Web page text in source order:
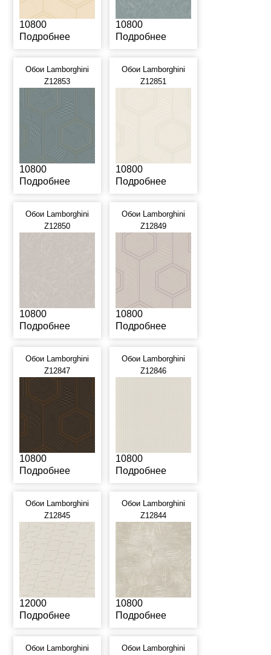
10800
Подробнее
10800
Подробнее
Обои Lamborghini
Z12853
10800
Подробнее
Обои Lamborghini
Z12851
10800
Подробнее
Обои Lamborghini
Z12850
10800
Подробнее
Обои Lamborghini
Z12849
10800
Подробнее
Обои Lamborghini
Z12847
10800
Подробнее
Обои Lamborghini
Z12846
10800
Подробнее
Обои Lamborghini
Z12845
12000
Подробнее
Обои Lamborghini
Z12844
10800
Подробнее
Обои Lamborghini
Обои Lamborghini